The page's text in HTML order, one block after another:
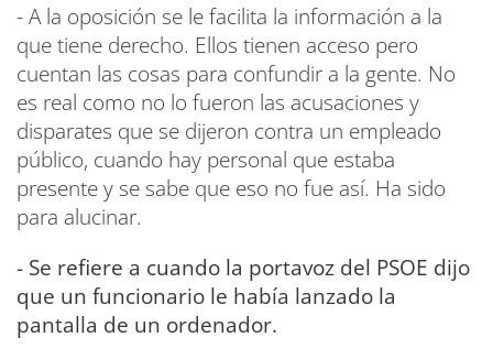
- A la oposición se le facilita la información a la
que tiene derecho. Ellos tienen acceso pero
cuentan las cosas para confundir a la gente. No
es real como no lo fueron las acusaciones y
disparates que se dijeron contra un empleado
público, cuando hay personal que estaba
presente y se sabe que eso no fue así. Ha sido
para alucinar.
- Se refiere a cuando la portavoz del PSOE dijo
que un funcionario le había lanzado la
pantalla de un ordenador.